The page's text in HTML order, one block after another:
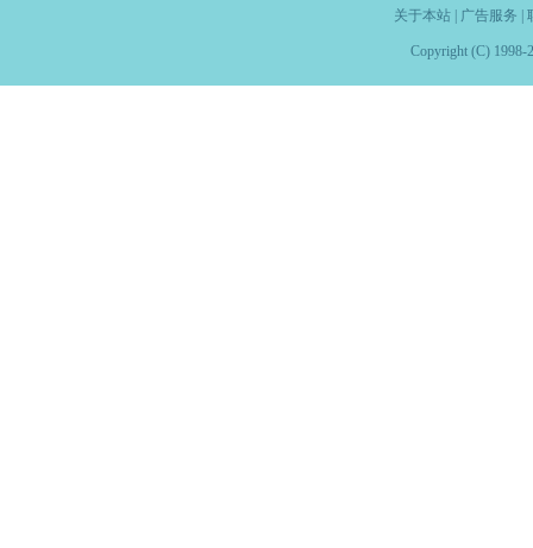
关于本站| 广告服务
Copyright (C) 1998-